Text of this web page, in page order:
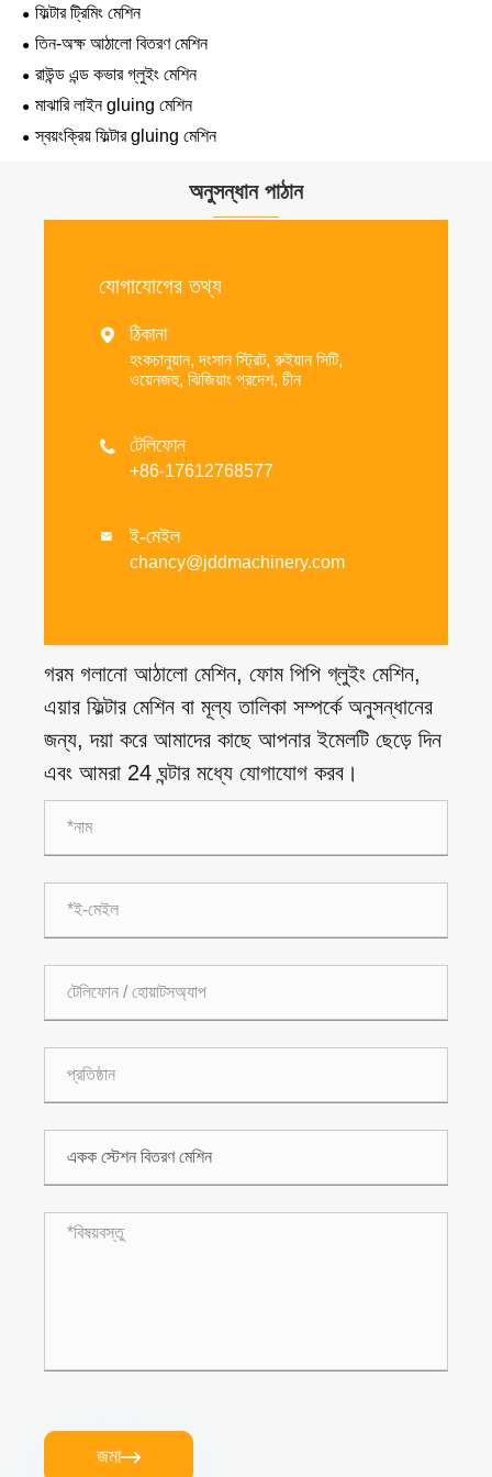
ফিল্টার ট্রিমিং মেশিন
তিন-অক্ষ আঠালো বিতরণ মেশিন
রাউন্ড এন্ড কভার গ্লুইং মেশিন
মাঝারি লাইন gluing মেশিন
স্বয়ংক্রিয় ফিল্টার gluing মেশিন
অনুসন্ধান পাঠান
যোগাযোগের তথ্য
 ঠিকানা
হংকচানুয়ান, দংসান স্ট্রিট, রুইয়ান সিটি,
ওয়েনজহু, ঝিজিয়াং প্রদেশ, চীন
 টেলিফোন
+86-17612768577
 ই-মেইল
chancy@jddmachinery.com
গরম গলানো আঠালো মেশিন, ফোম পিপি গ্লুইং মেশিন,
এয়ার ফিল্টার মেশিন বা মূল্য তালিকা সম্পর্কে অনুসন্ধানের
জন্য, দয়া করে আমাদের কাছে আপনার ইমেলটি ছেড়ে দিন
এবং আমরা 24 ঘন্টার মধ্যে যোগাযোগ করব।
জমা